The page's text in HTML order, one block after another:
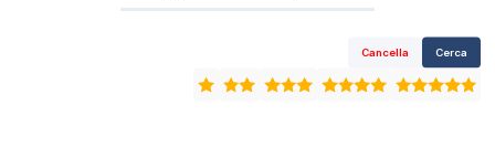
Cancella Cerca